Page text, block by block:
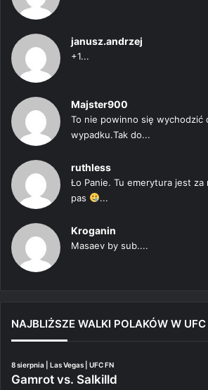
janusz.andrzej
+1...
Majster900
To nie powinno się wychodzić
wypadku.Tak do...
ruthless
Ło Panie. Tu emerytura jest za
pas
...
Kroganin
Masaev by sub....
NAJBLIŻSZE WALKI POLAKÓW W UFC
8 sierpnia | Las Vegas | UFC FN
Gamrot vs. Salkilld